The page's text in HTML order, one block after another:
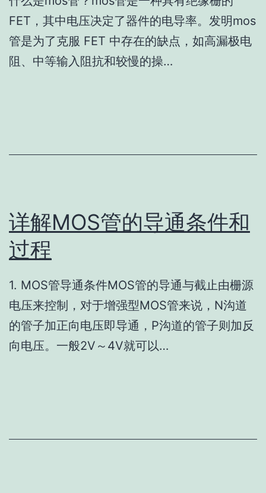
FET，其中电压决定了器件的电导率。发明mos
管是为了克服 FET 中存在的缺点，如高漏极电
阻、中等输入阻抗和较慢的操…
详解MOS管的导通条件和
过程
1. MOS管导通条件MOS管的导通与截止由栅源
电压来控制，对于增强型MOS管来说，N沟道
的管子加正向电压即导通，P沟道的管子则加反
向电压。一般2V～4V就可以…